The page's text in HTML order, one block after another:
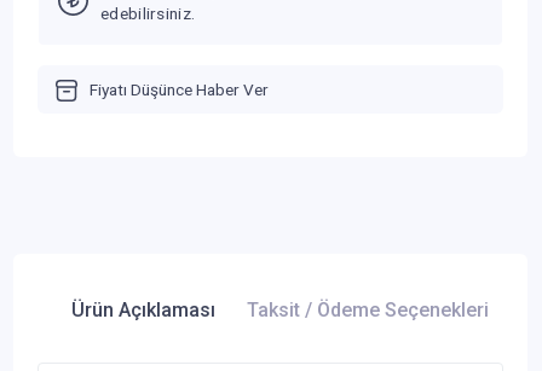
edebilirsiniz.
Fiyatı Düşünce Haber Ver
Ürün Açıklaması Taksit / Ödeme Seçenekleri